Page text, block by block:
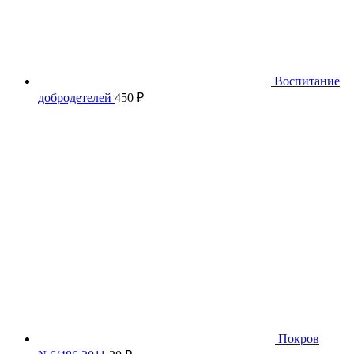
Воспитание
добродетелей 450 ₽
Покров